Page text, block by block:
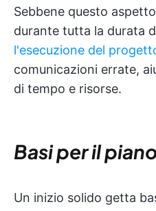
Sebbene questo
durante tutta la durata
l'esecuzione del
comunicazioni errate,
di tempo e risorse.
Basi per il
Un inizio solido getta